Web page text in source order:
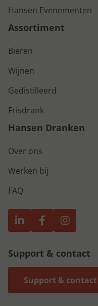
Hansen Evenementen
Assortiment
Bieren
Wijnen
Gedistilleerd
Frisdrank
Hansen Dranken
Over ons
Werken bij
FAQ
Support & contact
Support & contact